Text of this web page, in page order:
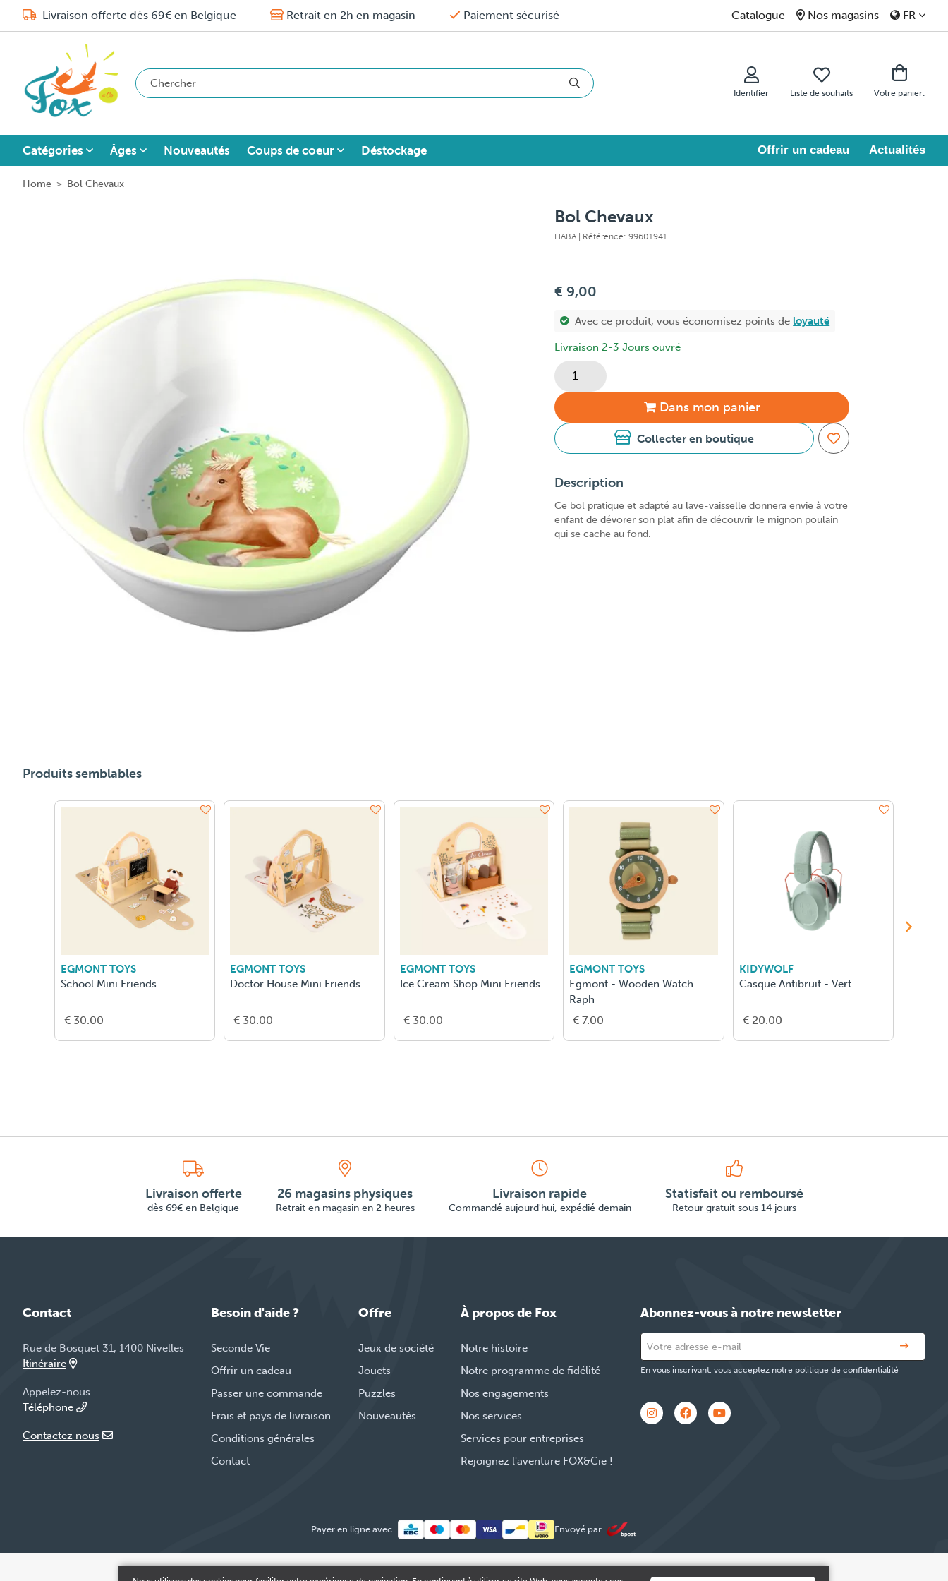
Livraison offerte dès 69€ en Belgique Retrait en 2h en magasin Paiement sécurisé Catalogue Nos magasins FR
Identifier Liste de souhaits Votre panier:
Catégories Âges Nouveautés Coups de coeur Déstockage Offrir un cadeau Actualités
Home > Bol Chevaux
Bol Chevaux
HABA | Référence: 99601941
€ 9,00
Avec ce produit, vous économisez points de loyauté
Livraison 2-3 Jours ouvré
Dans mon panier
Collecter en boutique
Description
Ce bol pratique et adapté au lave-vaisselle donnera envie à votre
enfant de dévorer son plat afin de découvrir le mignon poulain
qui se cache au fond.
Produits semblables
EGMONT TOYS
School Mini Friends
€ 30.00
EGMONT TOYS
Doctor House Mini Friends
€ 30.00
EGMONT TOYS
Ice Cream Shop Mini Friends
€ 30.00
EGMONT TOYS
Egmont - Wooden Watch
Raph
€ 7.00
KIDYWOLF
Casque Antibruit - Vert
€ 20.00
Livraison offerte
dès 69€ en Belgique
26 magasins physiques
Retrait en magasin en 2 heures
Livraison rapide
Commandé aujourd'hui, expédié demain
Statisfait ou remboursé
Retour gratuit sous 14 jours
Contact
Rue de Bosquet 31, 1400 Nivelles
Itinéraire
Appelez-nous
Téléphone
Contactez nous
Besoin d'aide ?
Seconde Vie
Offrir un cadeau
Passer une commande
Frais et pays de livraison
Conditions générales
Contact
Offre
Jeux de société
Jouets
Puzzles
Nouveautés
À propos de Fox
Notre histoire
Notre programme de fidélité
Nos engagements
Nos services
Services pour entreprises
Rejoignez l'aventure FOX&Cie !
Abonnez-vous à notre newsletter
En vous inscrivant, vous acceptez notre politique de confidentialité
Payer en ligne avec Envoyé par